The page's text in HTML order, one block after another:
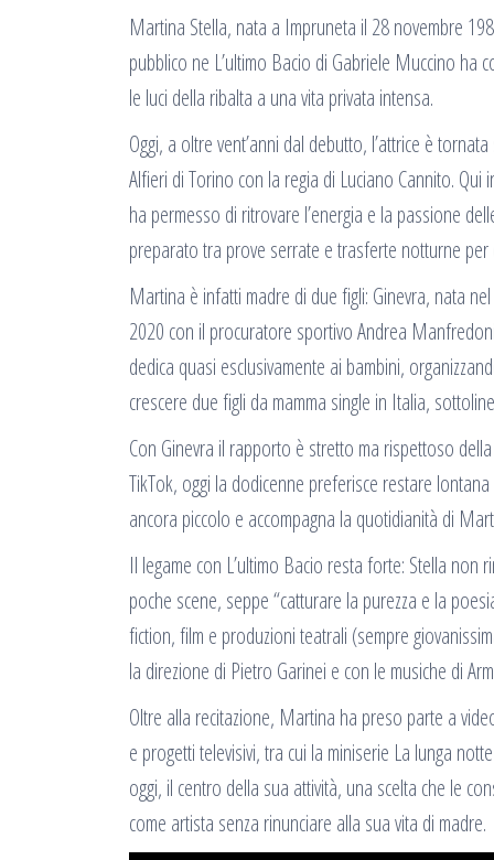
Martina Stella, nata a Impruneta il 28 novembre
pubblico ne L’ultimo Bacio di Gabriele Muccino
le luci della ribalta a una vita privata intensa.
Oggi, a oltre vent’anni dal debutto, l’attrice è
Alfieri di Torino con la regia di Luciano Cannito.
ha permesso di ritrovare l’energia e la passione
preparato tra prove serrate e trasferte notturne
Martina è infatti madre di due figli: Ginevra, nata
2020 con il procuratore sportivo Andrea
dedica quasi esclusivamente ai bambini,
crescere due figli da mamma single in Italia,
Con Ginevra il rapporto è stretto ma rispettoso
TikTok, oggi la dodicenne preferisce restare
ancora piccolo e accompagna la quotidianità di
Il legame con L’ultimo Bacio resta forte: Stella non
poche scene, seppe “catturare la purezza e la
fiction, film e produzioni teatrali (sempre
la direzione di Pietro Garinei e con le musiche di
Oltre alla recitazione, Martina ha preso parte a
e progetti televisivi, tra cui la miniserie La lunga
oggi, il centro della sua attività, una scelta che le
come artista senza rinunciare alla sua vita di madre.